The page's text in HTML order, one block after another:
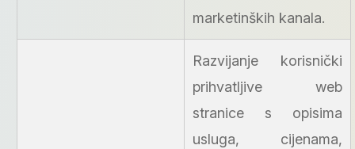
marketinških kanala.
Razvijanje korisnički
prihvatljive web
stranice s opisima
usluga, cijenama,